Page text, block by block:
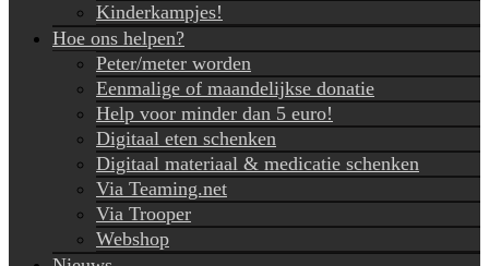
Kinderkampjes!
Hoe ons helpen?
Peter/meter worden
Eenmalige of maandelijkse donatie
Help voor minder dan 5 euro!
Digitaal eten schenken
Digitaal materiaal & medicatie schenken
Via Teaming.net
Via Trooper
Webshop